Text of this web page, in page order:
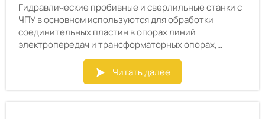
Гидравлические пробивные и сверлильные станки с
ЧПУ в основном используются для обработки
соединительных пластин в опорах линий
электропередач и трансформаторных опорах,
башнях связи или для обработки стальных
конструкций, а также для пробивки, штамповки и
сверления плоских материалов в других отраслях
 Читать далее